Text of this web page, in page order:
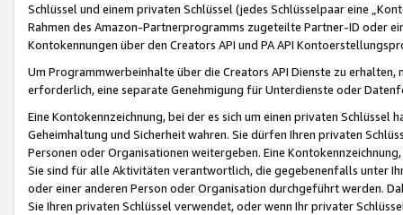
Schlüssel und einem privaten Schlüssel (jedes Schlüsselpaar eine
Rahmen des Amazon-Partnerprogramms zugeteilte Partner-ID oder
Kontokennungen über den Creators API und PA API
Um Programmwerbeinhalte über die Creators API Dienste zu
erforderlich, eine separate Genehmigung für Unterdienste oder
Eine Kontokennzeichnung, bei der es sich um einen privaten
Geheimhaltung und Sicherheit wahren. Sie dürfen Ihren privaten
Personen oder Organisationen weitergeben. Eine
Sie sind für alle Aktivitäten verantwortlich, die gegebenenfalls unter
oder einer anderen Person oder Organisation durchgeführt werden.
Sie Ihren privaten Schlüssel verwendet, oder wenn Ihr privater